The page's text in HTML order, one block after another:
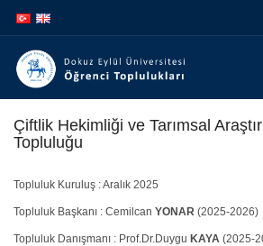
Çiftlik Hekimliği ve Tarımsal
Topluluğu
Topluluk Kuruluş : Aralık 2025
Topluluk Başkanı : Cemilcan YONAR (2025-2026)
Topluluk Danışmanı : Prof.Dr.Duygu KAYA (2025-